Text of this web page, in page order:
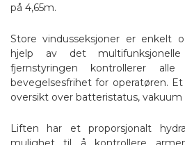
på 4,65m.
Store vindusseksjoner er enkelt
hjelp av det
fjernstyringen kontrollerer
bevegelsesfrihet for operatøren.
oversikt over batteristatus,
Liften har et proporsjonalt